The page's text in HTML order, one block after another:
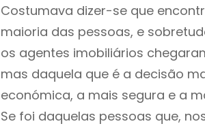
Costumava dizer-se que
maioria das pessoas, e
os agentes imobiliários
mas daquela que é a decisão
económica, a mais segura e a
Se foi daquelas pessoas que,